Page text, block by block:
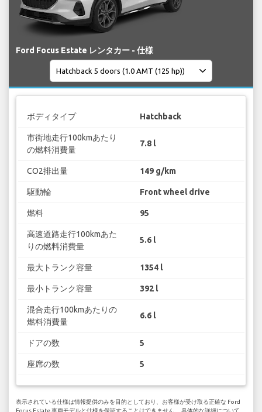
Ford Focus Estate レンタカー - 仕様
ボディタイプ Hatchback
市街地走行100kmあたり
の燃料消費量
7.8 l
CO2排出量 149 g/km
駆動輪 Front wheel drive
燃料 95
高速道路走行100kmあた
りの燃料消費量
5.6 l
最大トランク容量 1354 l
最小トランク容量 392 l
混合走行100kmあたりの
燃料消費量
6.6 l
ドアの数 5
座席の数 5
表示されている仕様は情報提供のみを目的としており、お客様が受け取る正確な Ford
Focus Estate 車両モデルと仕様を保証することはできません。 具体的な詳細について